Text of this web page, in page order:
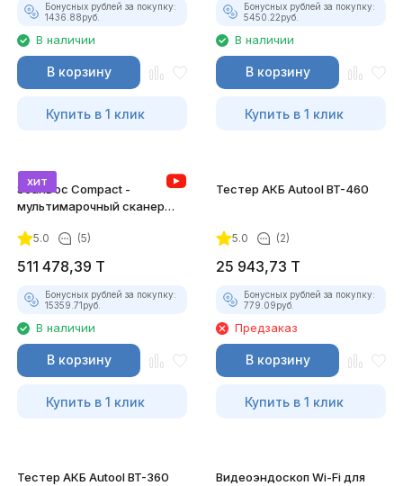
Бонусных рублей за покупку:
1436.88руб.
В наличии
В корзину
Купить в 1 клик
Бонусных рублей за покупку:
5450.22руб.
В наличии
В корзину
Купить в 1 клик
хит
ScanDoc Compact -
мультимарочный сканер
5.0 (5)
511 478,39 T
Бонусных рублей за покупку:
15359.71руб.
В наличии
В корзину
Купить в 1 клик
Тестер АКБ Autool BT-460
5.0 (2)
25 943,73 T
Бонусных рублей за покупку:
779.09руб.
Предзаказ
В корзину
Купить в 1 клик
Тестер АКБ Autool BT-360
Видеоэндоскоп Wi-Fi для